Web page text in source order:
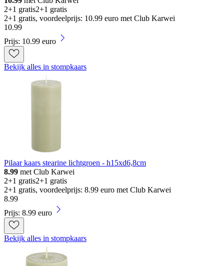
2+1 gratis2+1 gratis
2+1 gratis, voordeelprijs: 10.99 euro met Club Karwei
10.99
Prijs: 10.99 euro
Bekijk alles in stompkaars
Pilaar kaars stearine lichtgroen - h15xd6,8cm
8.99 met Club Karwei
2+1 gratis2+1 gratis
2+1 gratis, voordeelprijs: 8.99 euro met Club Karwei
8.99
Prijs: 8.99 euro
Bekijk alles in stompkaars